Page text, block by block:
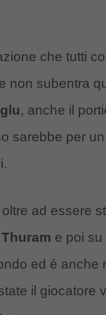
che tutti
non subentra
, anche il
sarebbe per
ad essere
Thuram e poi su
ed è anche
il giocatore